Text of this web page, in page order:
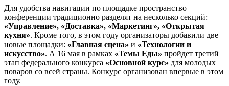
Для удобства навигации по площадке пространство
конференции традиционно разделят на несколько секций:
«Управление», «Доставка», «Маркетинг», «Открытая
кухня». Кроме того, в этом году организаторы добавили две
новые площадки: «Главная сцена» и «Технологии и
искусство». А 16 мая в рамках «Темы Еды» пройдет третий
этап федерального конкурса «Основной курс» для молодых
поваров со всей страны. Конкурс организован впервые в этом
году.